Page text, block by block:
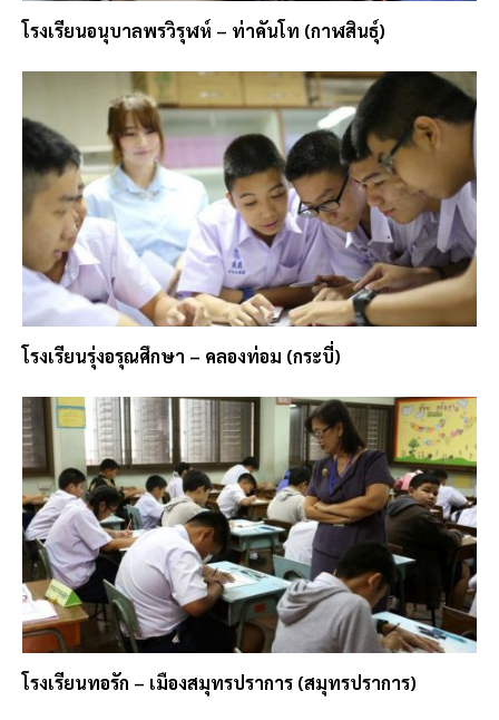
โรงเรียนอนุบาลพรวิรุฬห์ – ท่าคันโท (กาฬสินธุ์)
โรงเรียนรุ่งอรุณศึกษา – คลองท่อม (กระบี่)
โรงเรียนทอรัก – เมืองสมุทรปราการ (สมุทรปราการ)